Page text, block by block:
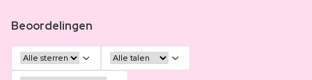
Beoordelingen